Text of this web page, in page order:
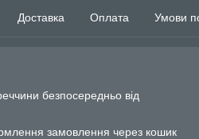
Доставка Оплата Умови
безпосередньо від
замовлення через кошик